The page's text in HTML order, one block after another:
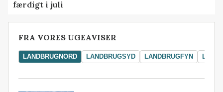
færdigt i juli
FRA VORES UGEAVISER
LANDBRUGNORD LANDBRUGSYD LANDBRUGFYN